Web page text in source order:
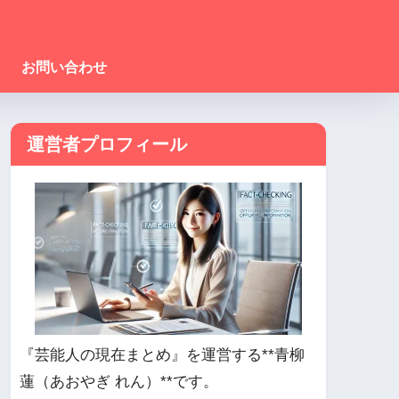
お問い合わせ
運営者プロフィール
『芸能人の現在まとめ』を運営する**青柳
蓮（あおやぎ れん）**です。